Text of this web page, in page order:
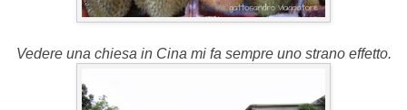
Vedere una chiesa in Cina mi fa sempre uno strano effetto.